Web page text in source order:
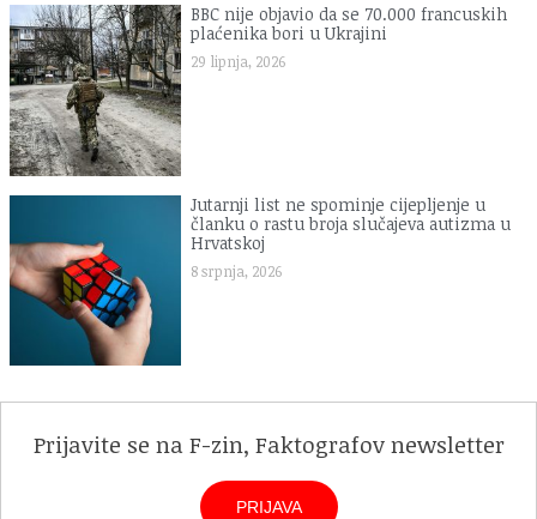
BBC nije objavio da se 70.000 francuskih
plaćenika bori u Ukrajini
29 lipnja, 2026
Jutarnji list ne spominje cijepljenje u
članku o rastu broja slučajeva autizma u
Hrvatskoj
8 srpnja, 2026
Prijavite se na F-zin, Faktografov newsletter
PRIJAVA